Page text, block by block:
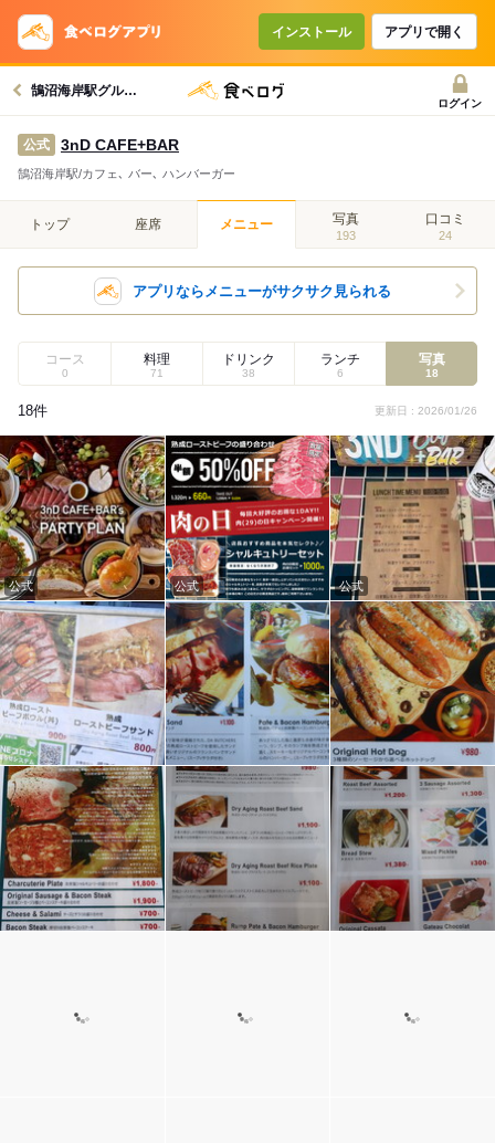
インストール アプリで開く
鵠沼海岸駅グルメへ
ログイン
公式 3nD CAFE+BAR
鵠沼海岸駅/カフェ､ バー､ ハンバーガー
トップ 座席 メニュー 写真
193
口コミ
24
アプリならメニューがサクサク見られる
コース
0
料理
71
ドリンク
38
ランチ
6
写真
18
18件 更新日 : 2026/01/26
公式 公式 公式